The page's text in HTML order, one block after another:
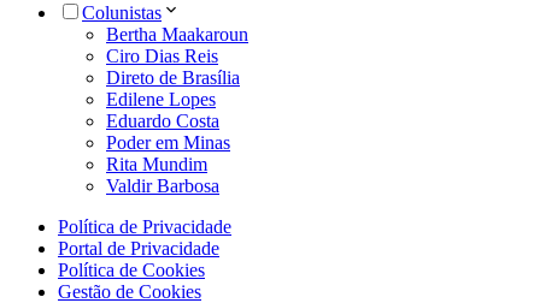
Colunistas
Bertha Maakaroun
Ciro Dias Reis
Direto de Brasília
Edilene Lopes
Eduardo Costa
Poder em Minas
Rita Mundim
Valdir Barbosa
Política de Privacidade
Portal de Privacidade
Política de Cookies
Gestão de Cookies